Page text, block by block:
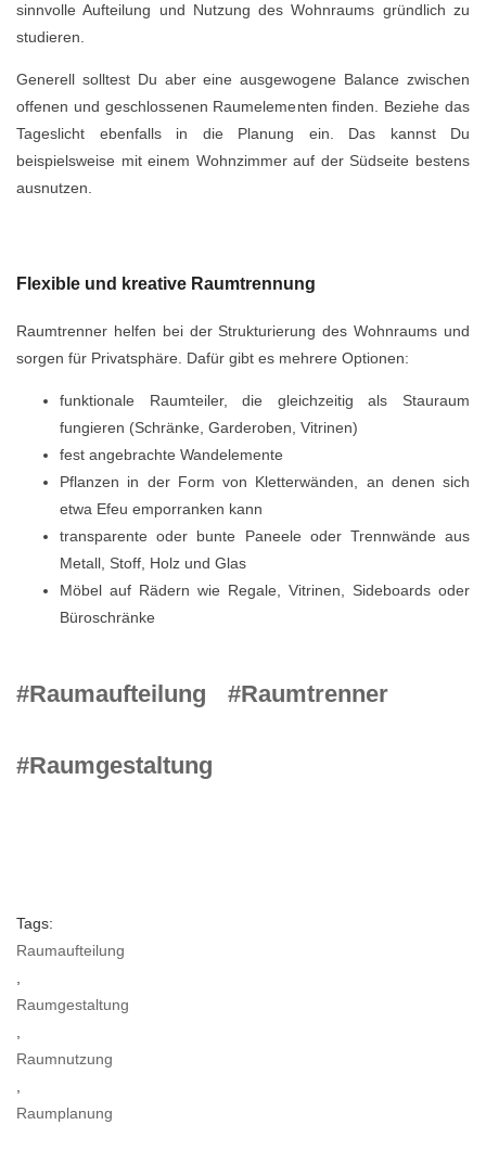
sinnvolle Aufteilung und Nutzung des Wohnraums gründlich zu
studieren.
Generell solltest Du aber eine ausgewogene Balance zwischen
offenen und geschlossenen Raumelementen finden. Beziehe das
Tageslicht ebenfalls in die Planung ein. Das kannst Du
beispielsweise mit einem Wohnzimmer auf der Südseite bestens
ausnutzen.
Flexible und kreative Raumtrennung
Raumtrenner helfen bei der Strukturierung des Wohnraums und
sorgen für Privatsphäre. Dafür gibt es mehrere Optionen:
funktionale Raumteiler, die gleichzeitig als Stauraum
fungieren (Schränke, Garderoben, Vitrinen)
fest angebrachte Wandelemente
Pflanzen in der Form von Kletterwänden, an denen sich
etwa Efeu emporranken kann
transparente oder bunte Paneele oder Trennwände aus
Metall, Stoff, Holz und Glas
Möbel auf Rädern wie Regale, Vitrinen, Sideboards oder
Büroschränke
#Raumaufteilung #Raumtrenner
#Raumgestaltung
Tags:
Raumaufteilung
Raumgestaltung
Raumnutzung
Raumplanung